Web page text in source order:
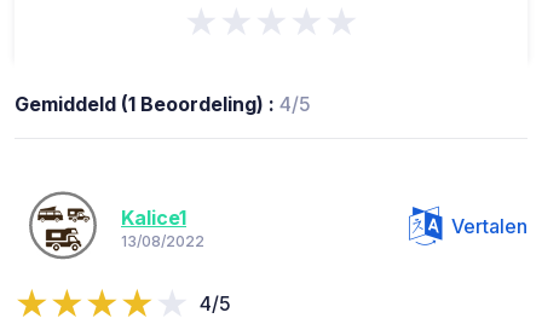
★★★★★
Gemiddeld (1 Beoordeling) : 4/5
Kalice1
13/08/2022
Vertalen
4/5